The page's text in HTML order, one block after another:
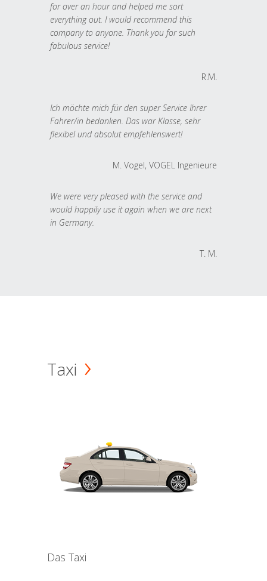
for over an hour and helped me sort
everything out. I would recommend this
company to anyone. Thank you for such
fabulous service!
R.M.
Ich möchte mich für den super Service Ihrer
Fahrer/in bedanken. Das war Klasse, sehr
flexibel und absolut empfehlenswert!
M. Vogel, VOGEL Ingenieure
We were very pleased with the service and
would happily use it again when we are next
in Germany.
T. M.
Taxi
Das Taxi